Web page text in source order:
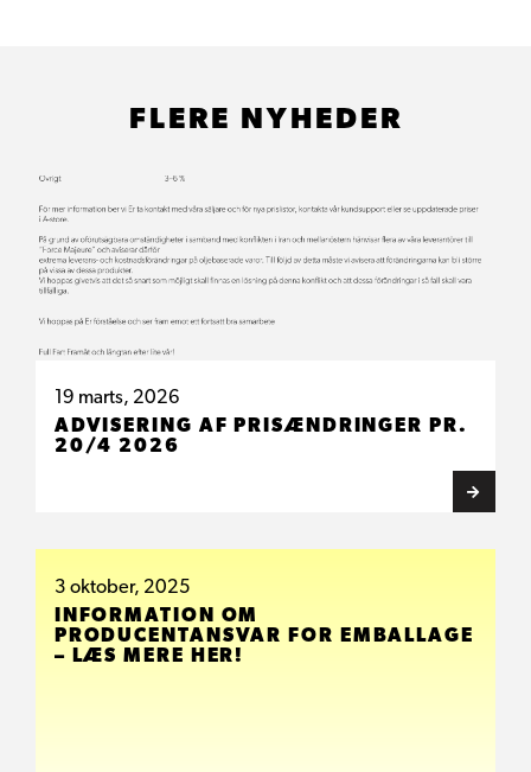
FLERE NYHEDER
19 marts, 2026
ADVISERING AF PRISÆNDRINGER PR.
20/4 2026
3 oktober, 2025
INFORMATION OM
PRODUCENTANSVAR FOR EMBALLAGE
– LÆS MERE HER!